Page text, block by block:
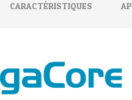
CARACTÉRISTIQUES